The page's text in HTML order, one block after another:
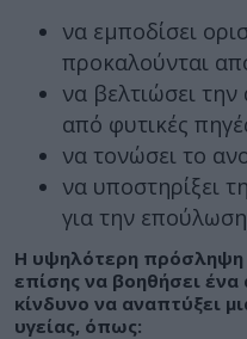
να εμποδίσει
προκαλούνται
να βελτιώσει
από φυτικές
να τονώσει το
να υποστηρίξει
για την
Η υψηλότερη πρόσληψη
επίσης να βοηθήσει
κίνδυνο να αναπτύξει
υγείας, όπως: